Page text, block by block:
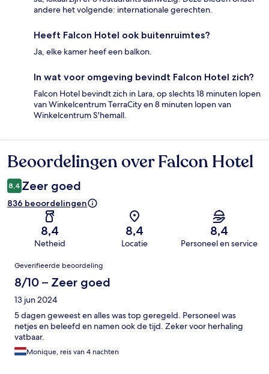
andere het volgende: internationale gerechten.
Heeft Falcon Hotel ook buitenruimtes?
Ja, elke kamer heef een balkon.
In wat voor omgeving bevindt Falcon Hotel zich?
Falcon Hotel bevindt zich in Lara, op slechts 18 minuten lopen
van Winkelcentrum TerraCity en 8 minuten lopen van
Winkelcentrum S'hemall.
Beoordelingen
Beoordelingen over Falcon Hotel
8,4 Zeer goed
836 beoordelingen
8,4
Netheid
8,4
Locatie
8,4
Personeel en service
Beoordelingen
Geverifieerde beoordeling
8/10 – Zeer goed
13 jun 2024
5 dagen geweest en alles was top geregeld. Personeel was
netjes en beleefd en namen ook de tijd. Zeker voor herhaling
vatbaar.
Monique, reis van 4 nachten